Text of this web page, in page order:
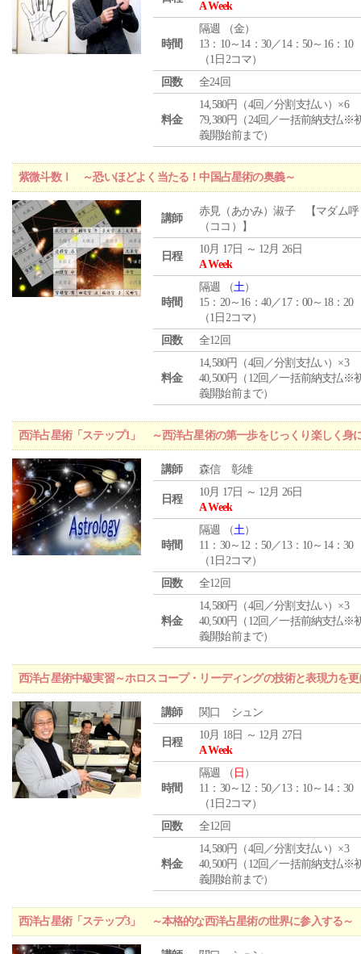
A Week
時間
隔週 （金）
13：10～14：30／14：50～16：10
（1日2コマ）
回数
全24回
料金
14,580円（4回／分割支払い）×6
79,380円（24回／一括前納支払※
義開始前まで）
紫微斗数Ⅰ ～恐いほどよく当たる！中国占星術の奥義～
講師
赤見（あかみ）淑子 【マダム呼
（ココ）】
日程
10月 17日 ～ 12月 26日
A Week
時間
隔週 （土）
15：20～16：40／17：00～18：20
（1日2コマ）
回数
全12回
料金
14,580円（4回／分割支払い）×3
40,500円（12回／一括前納支払※
義開始前まで）
西洋占星術「ステップ1」 ～西洋占星術の第一歩をじっくり楽しく身
講師 森信 彰雄
日程
10月 17日 ～ 12月 26日
A Week
時間
隔週 （土）
11：30～12：50／13：10～14：30
（1日2コマ）
回数
全12回
料金
14,580円（4回／分割支払い）×3
40,500円（12回／一括前納支払※
義開始前まで）
西洋占星術中級実習～ホロスコープ・リーディングの技術と表現力を
講師 関口 シュン
日程
10月 18日 ～ 12月 27日
A Week
時間
隔週 （ 日 ）
11：30～12：50／13：10～14：30
（1日2コマ）
回数
全12回
料金
14,580円（4回／分割支払い）×3
40,500円（12回／一括前納支払※
義開始前まで）
西洋占星術「ステップ3」 ～本格的な西洋占星術の世界に参入する～